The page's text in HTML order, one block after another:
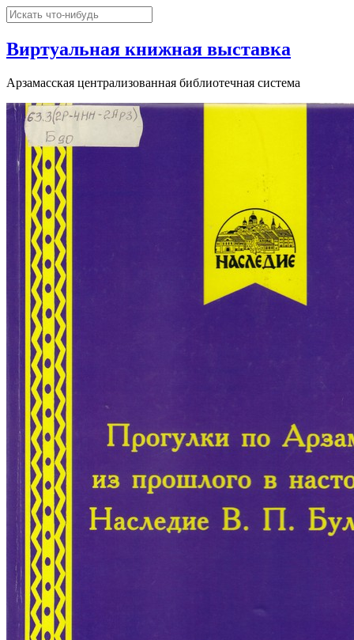
Виртуальная книжная выставка
Арзамасская централизованная библиотечная система